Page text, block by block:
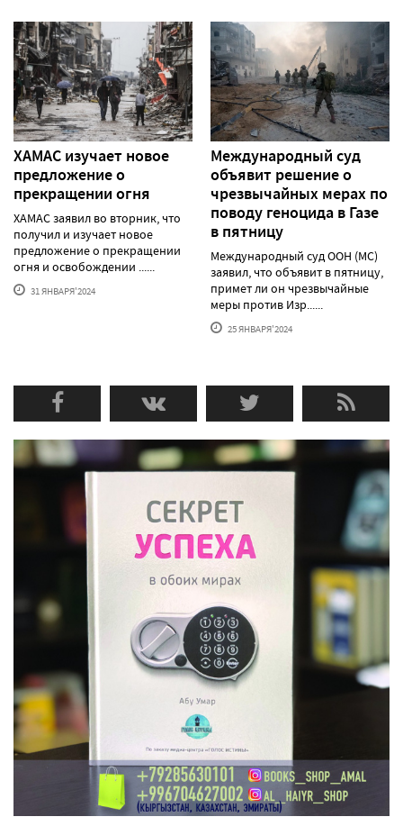
ХАМАС изучает новое
предложение о
прекращении огня
ХАМАС заявил во вторник, что
получил и изучает новое
предложение о прекращении
огня и освобождении ......
31 ЯНВАРЯ'2024
Международный суд
объявит решение о
чрезвычайных мерах по
поводу геноцида в Газе
в пятницу
Международный суд ООН (МС)
заявил, что объявит в пятницу,
примет ли он чрезвычайные
меры против Изр......
25 ЯНВАРЯ'2024